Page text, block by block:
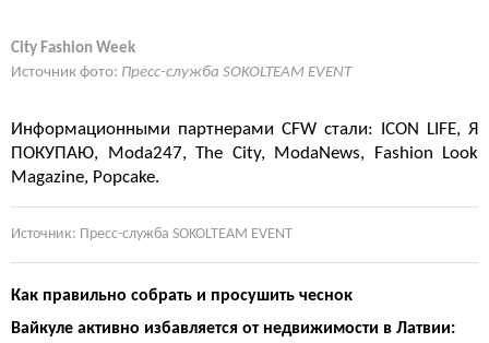
City Fashion Week
Источник фото: Пресс-служба SOKOLTEAM EVENT
Информационными партнерами CFW стали: ICON LIFE, Я
ПОКУПАЮ, Moda247, The City, ModaNews, Fashion Look
Magazine, Popcake.
Источник: Пресс-служба SOKOLTEAM EVENT
Как правильно собрать и просушить чеснок
Вайкуле активно избавляется от недвижимости в Латвии: